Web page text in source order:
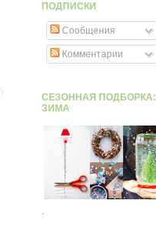
ПОДПИСКИ
Сообщения
Комментарии
СЕЗОННАЯ ПОДБОРКА:
ЗИМА
.